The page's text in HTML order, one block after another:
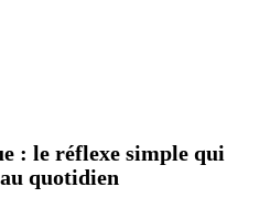
: le réflexe simple qui
quotidien